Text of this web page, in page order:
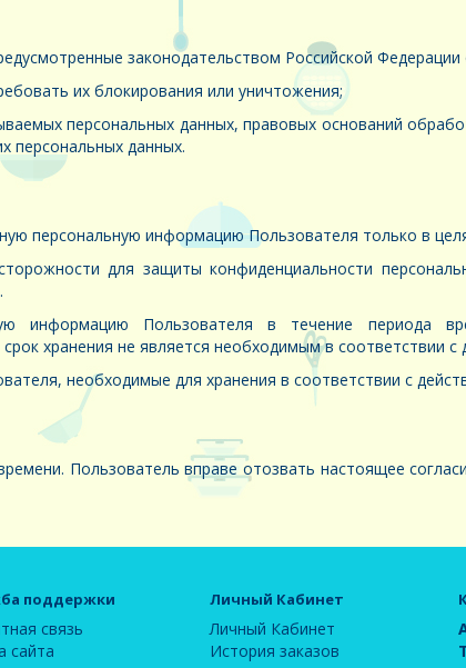
законодательством Российской
их блокирования или уничтожения;
персональных данных, правовых оснований
персональных данных.
персональную информацию Пользователя только в
для защиты конфиденциальности
информацию Пользователя в течение периода
хранения не является необходимым в соответствии
необходимые для хранения в соответствии с
Пользователь вправе отозвать настоящее
поддержки
связь
сайта
Личный Кабинет
Личный Кабинет
История заказов